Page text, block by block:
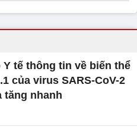
Y tế thông tin về biến thể
của virus SARS-CoV-2
tăng nhanh